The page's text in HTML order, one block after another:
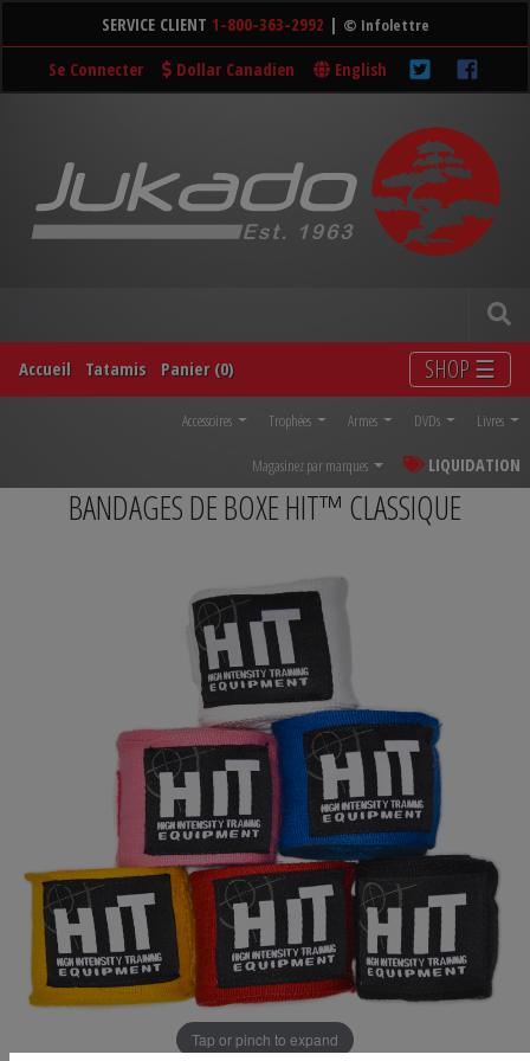
SERVICE CLIENT 1-800-363-2992 | © Infolettre
English
Dollar Canadien
Se Connecter
Accueil Tatamis Panier (0) SHOP ☰
Livres
DVDs
Armes
Trophées
Accessoires
LIQUIDATION
Magasinez par marques
BANDAGES DE BOXE HIT™ CLASSIQUE
Tap or pinch to expand